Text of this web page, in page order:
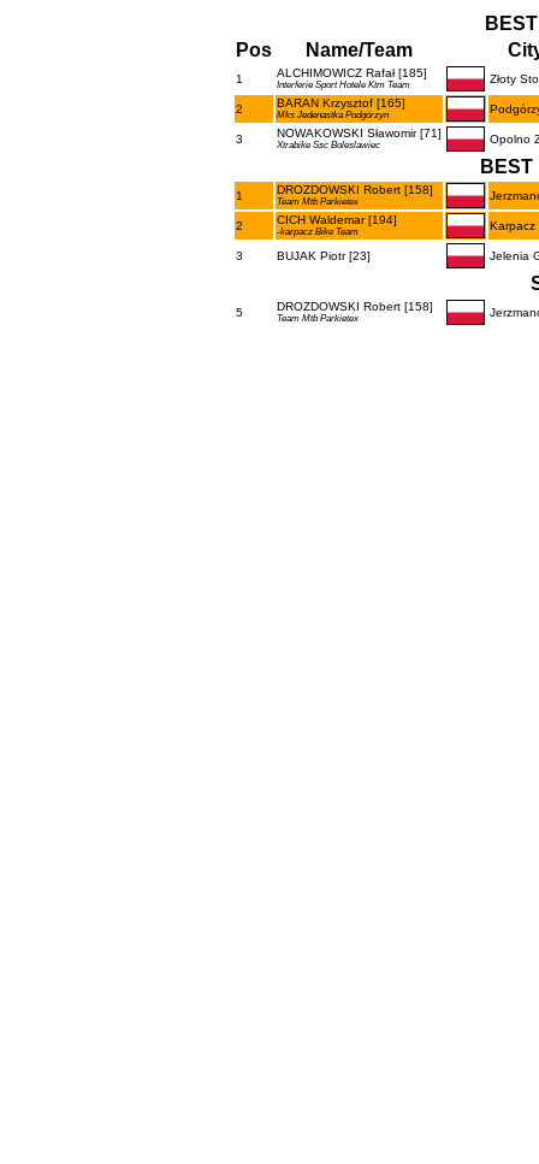
Pos
Name/Team
1 ALCHIMOWICZ Rafał [185]
Interferie Sport Hotele Ktm Team Złoty
2 BARAN Krzysztof [165]
Mks Jedenastka Podgórzyn
3 NOWAKOWSKI Sławomir [71]
Xtrabike Ssc Boleslawiec Opolno
BEST
1 DROZDOWSKI Robert [158]
Team Mtb Parkietex
2 CICH Waldemar [194]
-karpacz Bike Team Karpacz
3 BUJAK Piotr [23] Jelenia
5 DROZDOWSKI Robert [158]
Team Mtb Parkietex